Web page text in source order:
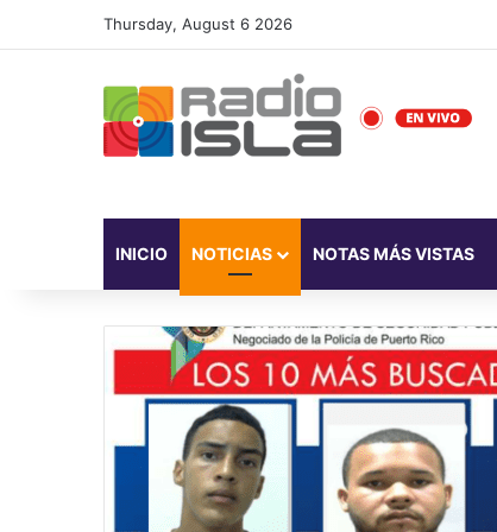
Thursday, August 6 2026
INICIO NOTICIAS NOTAS MÁS VISTAS